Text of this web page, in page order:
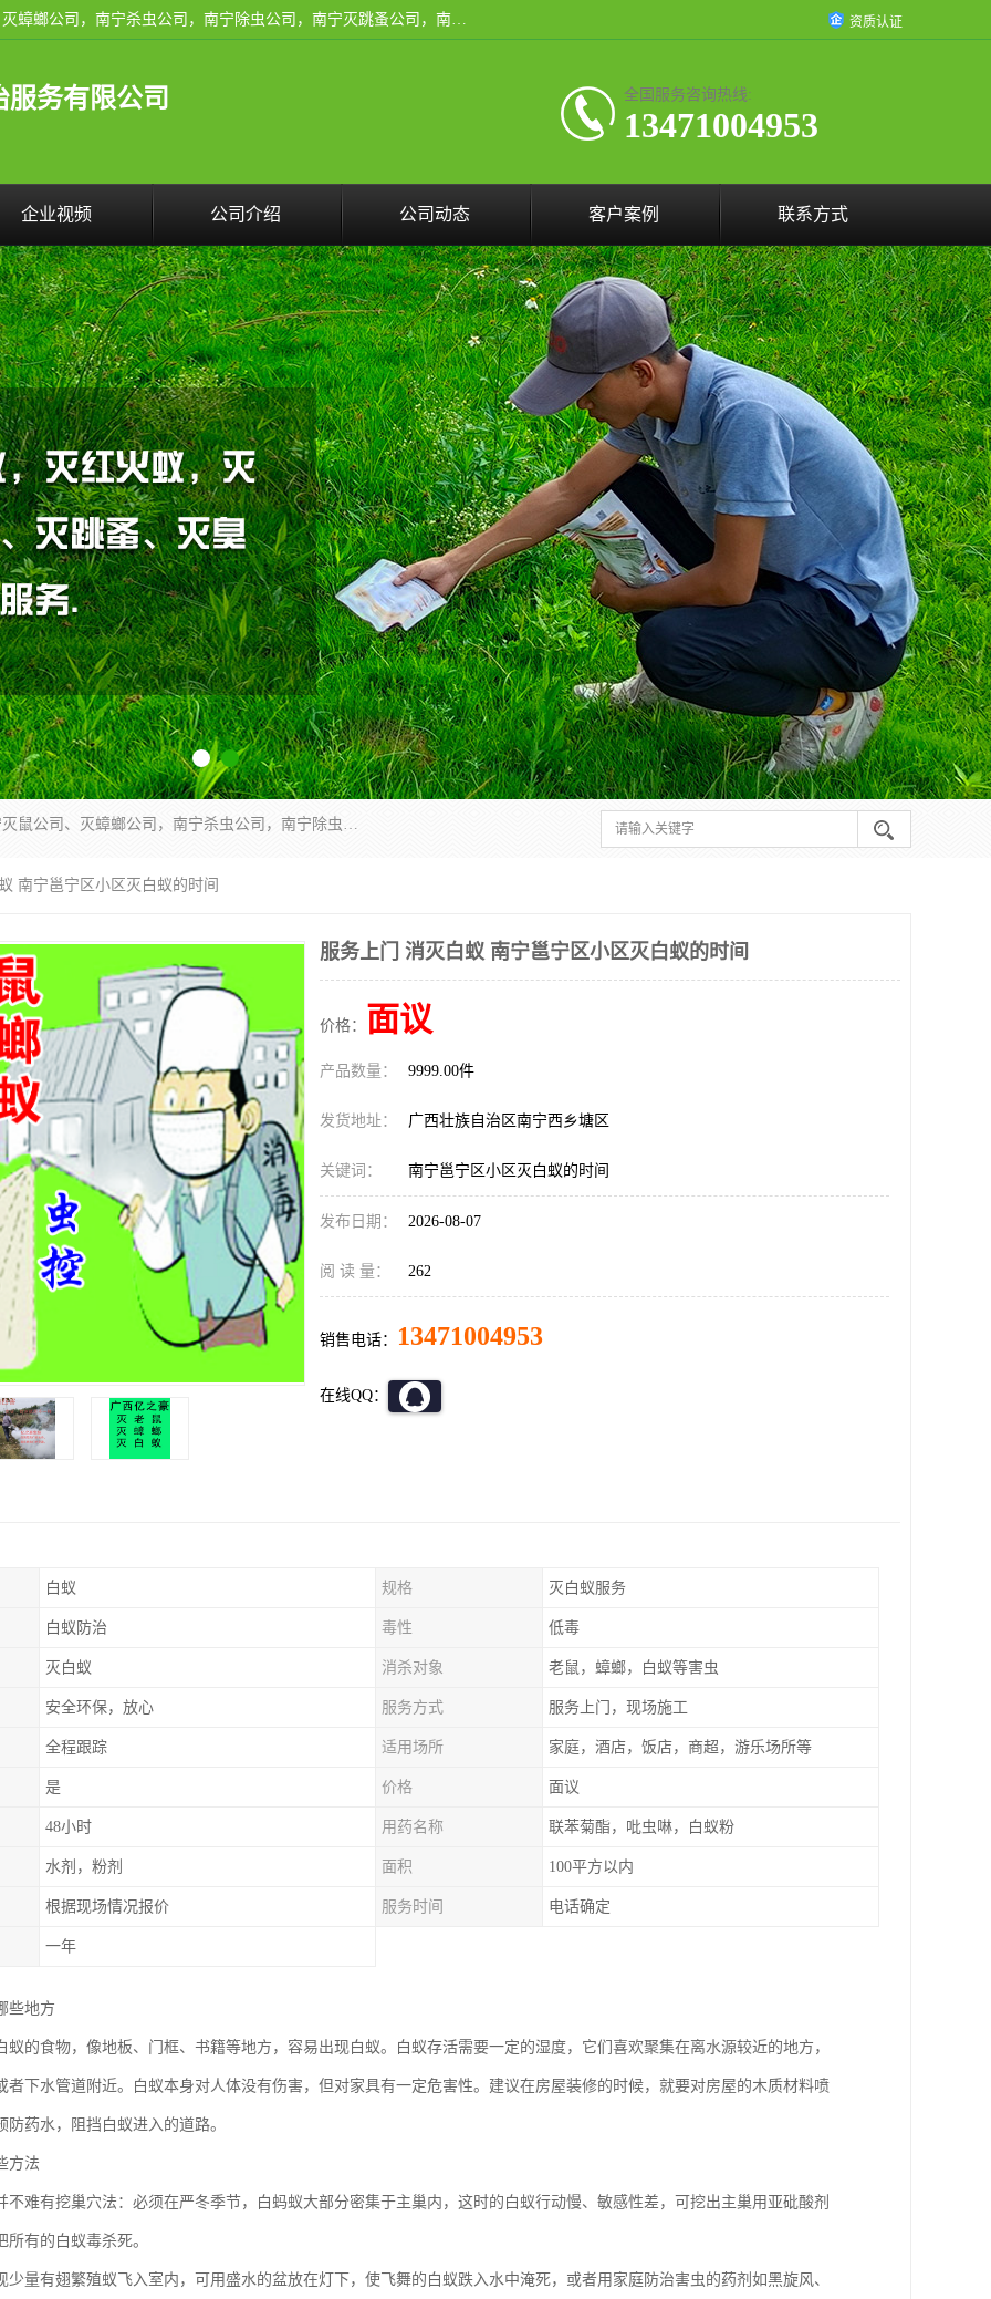
广西亿之豪有害生物防治服务有限公司是一家南宁灭鼠公司、灭蟑螂公司，南宁杀虫公司，南宁除虫公司，南宁灭跳蚤公司，南宁灭白蚁公司，南宁除四害公司,广西亿之豪有害生物防治服务有限公司专业灭蟑螂,除臭虫,其他害虫,服务上门,安全环保,售后保障,一次消杀，竭诚为您服务. 资质认证
务有限公司 全国服务咨询热线:
13471004953
企业视频 公司介绍 公司动态 客户案例 联系方式
广西亿之豪有害生物防治服务有限公司是一家南宁灭鼠公司、灭蟑螂公司，南宁杀虫公司，南宁除虫公司，南宁灭跳蚤公司，南宁灭白蚁公司，南宁除四害公司,广西亿之豪有害生物防治服务有限公司专业灭蟑螂,除臭虫,其他害虫,服务上门,安全环保,售后保障,一次消杀，竭诚为您服务.
南宁邕宁区小区灭白蚁的时间
服务上门 消灭白蚁 南宁邕宁区小区灭白蚁的时间
价格： 面议
产品数量： 9999.00件
发货地址： 广西壮族自治区南宁西乡塘区
关键词： 南宁邕宁区小区灭白蚁的时间
发布日期： 2026-08-07
阅 读 量： 262
销售电话： 13471004953
在线QQ：
白蚁 规格 灭白蚁服务
白蚁防治 毒性 低毒
灭白蚁 消杀对象 老鼠，蟑螂，白蚁等害虫
安全环保，放心 服务方式 服务上门，现场施工
全程跟踪 适用场所 家庭，酒店，饭店，商超，游乐场所等
是 价格 面议
48小时 用药名称 联苯菊酯，吡虫啉，白蚁粉
水剂，粉剂 面积 100平方以内
根据现场情况报价 服务时间 电话确定
一年
些地方
蚁的食物，像地板、门框、书籍等地方，容易出现白蚁。白蚁存活需要一定的湿度，它们喜欢聚集在离水源较近的地方，
者下水管道附近。白蚁本身对人体没有伤害，但对家具有一定危害性。建议在房屋装修的时候，就要对房屋的木质材料喷
防药水，阻挡白蚁进入的道路。
方法
不难有挖巢穴法：必须在严冬季节，白蚂蚁大部分密集于主巢内，这时的白蚁行动慢、敏感性差，可挖出主巢用亚砒酸剂
所有的白蚁毒杀死。
少量有翅繁殖蚁飞入室内，可用盛水的盆放在灯下，使飞舞的白蚁跌入水中淹死，或者用家庭防治害虫的药剂如黑旋风、